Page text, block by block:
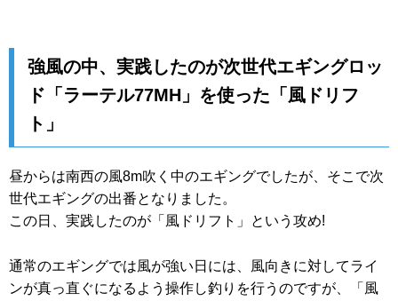
強風の中、実践したのが次世代エギングロッ
ド「ラーテル77MH」を使った「風ドリフ
ト」
昼からは南西の風8m吹く中のエギングでしたが、そこで次
世代エギングの出番となりました。
この日、実践したのが「風ドリフト」という攻め!
通常のエギングでは風が強い日には、風向きに対してライ
ンが真っ直ぐになるよう操作し釣りを行うのですが、「風